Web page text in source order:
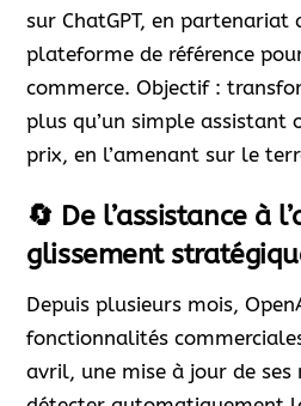
sur ChatGPT, en partenariat
plateforme de référence
commerce. Objectif :
plus qu’un simple assistant
prix, en l’amenant sur le
🔄 De l’assistance à
glissement
Depuis plusieurs mois,
fonctionnalités
avril, une mise à jour de ses